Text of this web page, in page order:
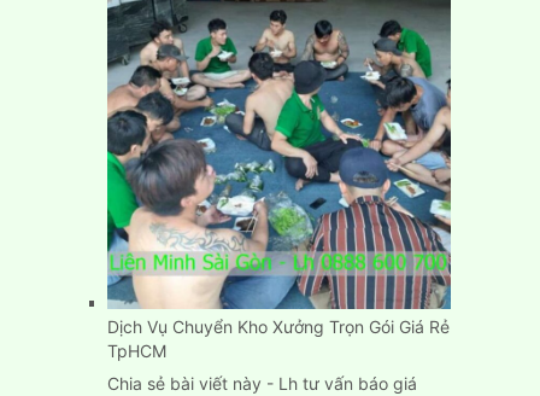
trọ
nhanh
gọn,
đơn
giản,
giá
rẻ
Dịch Vụ Chuyển Kho Xưởng Trọn Gói Giá Rẻ
TpHCM
Chia sẻ bài viết này - Lh tư vấn báo giá